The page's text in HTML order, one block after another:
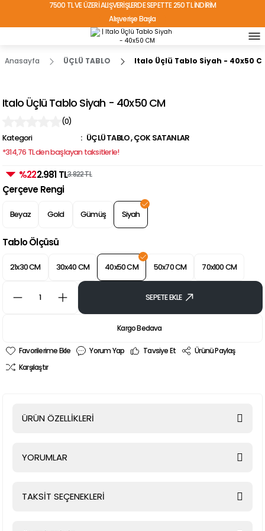
7500 TL VE ÜZERİ ALIŞVERİŞLERDE SEPETTE 250 TL İNDİRİM
Alışverişe Başla
TÜRKİYE'NİN HER YERİNE ÜCRETSİZ KARGO!
Anasayfa ÜÇLÜ TABLO Italo Üçlü Tablo Siyah - 40x50
Italo Üçlü Tablo Siyah - 40x50 CM
(0)
Kategori ÜÇLÜ TABLO,ÇOK SATANLAR
*314,76 TL den başlayan taksitlerle!
%222.981 TL3.822 TL
Çerçeve Rengi
Beyaz Gold Gümüş Siyah
Tablo Ölçüsü
21x30 CM 30x40 CM 40x50 CM 50x70 CM 70x100 CM
SEPETE EKLE
Kargo Bedava
Yorum Yap Tavsiye Et
Ürünü Paylaş
Karşılaştır
ÜRÜN ÖZELLİKLERİ
YORUMLAR
TAKSİT SEÇENEKLERİ